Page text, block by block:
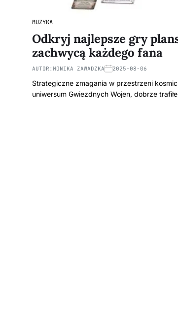
MUZYKA
Odkryj najlepsze gry
zachwycą każdego fana
AUTOR: MONIKA ZAWADZKA 2025-08-06
Strategiczne zmagania w przestrzeni
uniwersum Gwiezdnych Wojen, dobrze